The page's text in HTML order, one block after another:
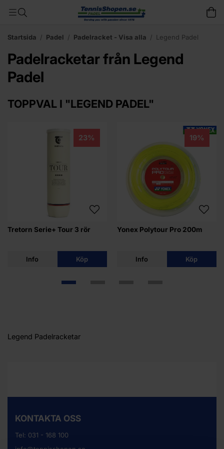
Startsida / Padel / Padelracket - Visa alla / Legend Padel
Padelracketar från Legend
Padel
TOPPVAL I "LEGEND PADEL"
23%
Tretorn Serie+ Tour 3 rör
Info Köp
19%
Yonex Polytour Pro 200m
Info Köp
Legend Padelracketar
KONTAKTA OSS
Tel: 031 - 168 100